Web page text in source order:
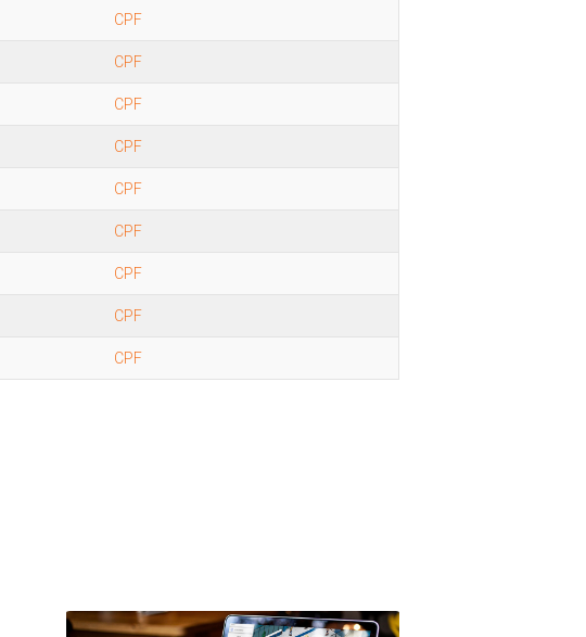
CPF
CPF
CPF
CPF
CPF
CPF
CPF
CPF
CPF